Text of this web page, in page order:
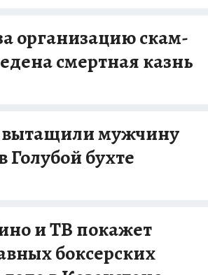
организацию скам-
смертная казнь
вытащили мужчину
Голубой бухте
и ТВ покажет
боксерских